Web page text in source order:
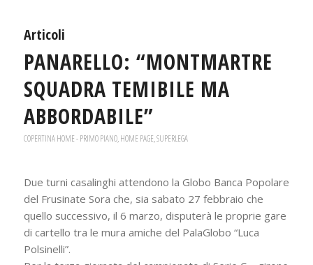
Articoli
PANARELLO: “MONTMARTRE
SQUADRA TEMIBILE MA
ABBORDABILE”
COPERTINA HOME - PRIMO PIANO,HOME PAGE,SUPERLEGA
Due turni casalinghi attendono la Globo Banca Popolare
del Frusinate Sora che, sia sabato 27 febbraio che
quello successivo, il 6 marzo, disputerà le proprie gare
di cartello tra le mura amiche del PalaGlobo “Luca
Polsinelli”.